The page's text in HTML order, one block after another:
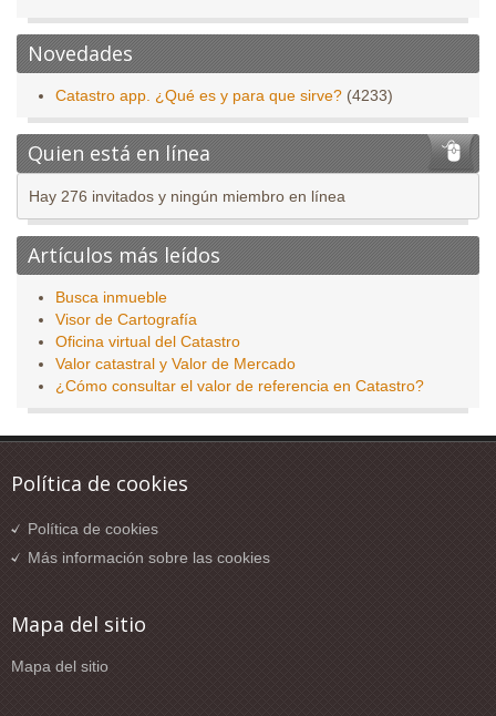
Novedades
Catastro app. ¿Qué es y para que sirve? (4233)
Quien está en línea
Hay 276 invitados y ningún miembro en línea
Artículos más leídos
Busca inmueble
Visor de Cartografía
Oficina virtual del Catastro
Valor catastral y Valor de Mercado
¿Cómo consultar el valor de referencia en Catastro?
Política de cookies
Política de cookies
Más información sobre las cookies
Mapa del sitio
Mapa del sitio